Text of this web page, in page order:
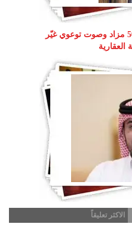
ناصر طويرش الحارثي.. 500 مزاد وصوت توعوي غيّر
العقارية
الاكثر تعليقاً